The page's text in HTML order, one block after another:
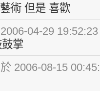
術 但是 喜歡
04-29
掌
於 2006-08-15